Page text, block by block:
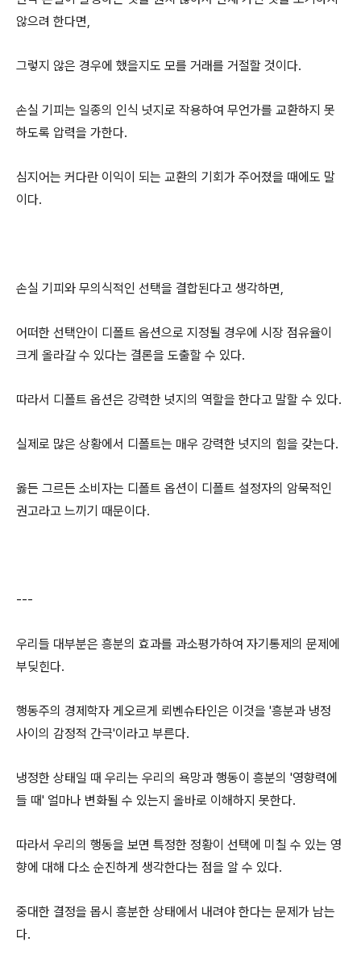
않으려 한다면,
그렇지 않은 경우에 했을지도 모를 거래를 거절할 것이다.
손실 기피는 일종의 인식 넛지로 작용하여 무언가를 교환하지 못
하도록 압력을 가한다.
심지어는 커다란 이익이 되는 교환의 기회가 주어졌을 때에도 말
이다.
손실 기피와 무의식적인 선택을 결합된다고 생각하면,
어떠한 선택안이 디폴트 옵션으로 지정될 경우에 시장 점유율이
크게 올라갈 수 있다는 결론을 도출할 수 있다.
따라서 디폴트 옵션은 강력한 넛지의 역할을 한다고 말할 수 있다.
실제로 많은 상황에서 디폴트는 매우 강력한 넛지의 힘을 갖는다.
옳든 그르든 소비자는 디폴트 옵션이 디폴트 설정자의 암묵적인
권고라고 느끼기 때문이다.
---
우리들 대부분은 흥분의 효과를 과소평가하여 자기통제의 문제에
부딪힌다.
행동주의 경제학자 게오르게 뢰벤슈타인은 이것을 '흥분과 냉정
사이의 감정적 간극'이라고 부른다.
냉정한 상태일 때 우리는 우리의 욕망과 행동이 흥분의 '영향력에
들 때' 얼마나 변화될 수 있는지 올바로 이해하지 못한다.
따라서 우리의 행동을 보면 특정한 정황이 선택에 미칠 수 있는 영
향에 대해 다소 순진하게 생각한다는 점을 알 수 있다.
중대한 결정을 몹시 흥분한 상태에서 내려야 한다는 문제가 남는
다.